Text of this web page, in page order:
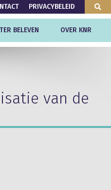
PRIVACYBELEID
BELEVEN OVER KNR
van de